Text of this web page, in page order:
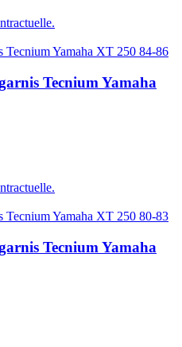
Tecnium Yamaha
Tecnium Yamaha